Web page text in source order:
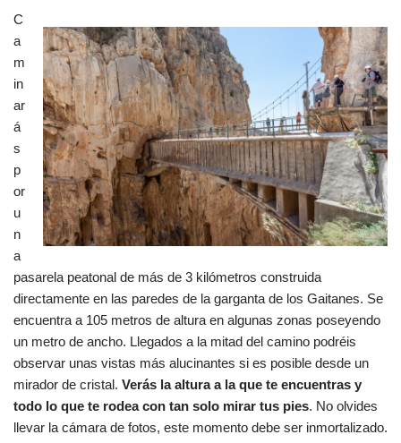
C
a
m
in
ar
á
s
p
or
u
n
a
pasarela peatonal de más de 3 kilómetros construida
directamente en las paredes de la garganta de los Gaitanes. Se
encuentra a 105 metros de altura en algunas zonas poseyendo
un metro de ancho. Llegados a la mitad del camino podréis
observar unas vistas más alucinantes si es posible desde un
mirador de cristal. Verás la altura a la que te encuentras y
todo lo que te rodea con tan solo mirar tus pies. No olvides
llevar la cámara de fotos, este momento debe ser inmortalizado.